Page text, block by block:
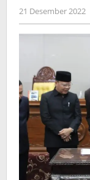
21 Desember 2022